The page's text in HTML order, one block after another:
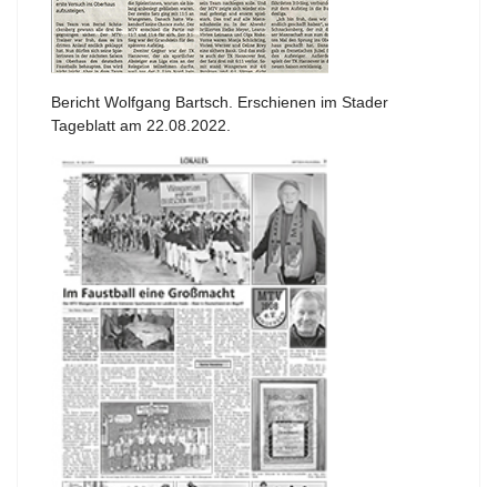
Bericht Wolfgang Bartsch. Erschienen im Stader
Tageblatt am 22.08.2022.